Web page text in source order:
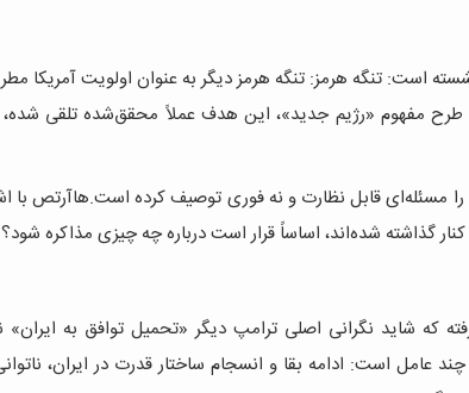
است: تنگه هرمز: تنگه هرمز دیگر به‌ عنوان اولویت آمریکا
طرح مفهوم «رژیم جدید»، این هدف عملاً محقق‌شده تلقی شده،
را مسئله‌ای قابل نظارت و نه فوری توصیف کرده است.هاآرتص با
گذاشته شده‌اند، اساساً قرار است درباره چه چیزی مذاکره شود؟
شاید نگرانی اصلی ترامپ دیگر «تحمیل توافق به ایران»
عامل است: ادامه بقا و انسجام ساختار قدرت در ایران،